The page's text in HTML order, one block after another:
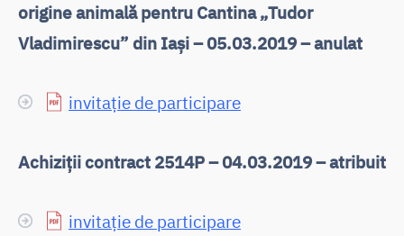
origine animală pentru Cantina „Tudor
Vladimirescu” din Iași – 05.03.2019 – anulat
invitație de participare
Achiziții contract 2514P – 04.03.2019 – atribuit
invitație de participare